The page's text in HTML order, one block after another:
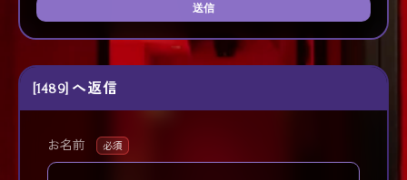
送信
[1489] へ返信
お名前 必須